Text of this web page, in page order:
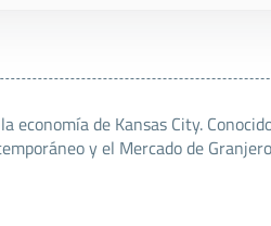
de Kansas City.
y el Mercado de